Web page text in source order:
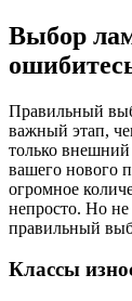
Выбор
Правильный
важный этап,
только
вашего нового
огромное
непросто. Но не
правильный
Классы